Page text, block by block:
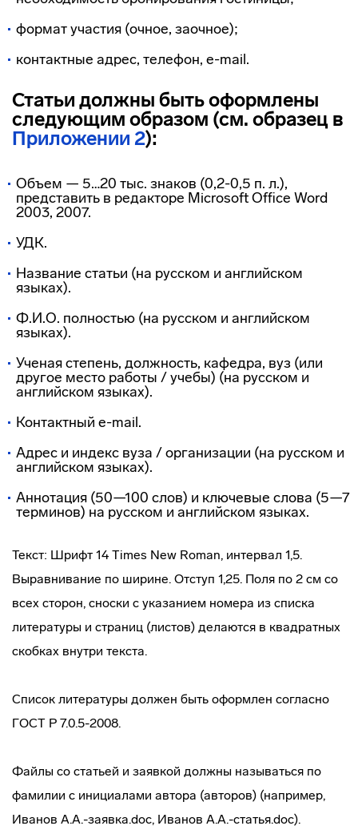
формат участия (очное, заочное);
контактные адрес, телефон, e-mail.
Статьи должны быть оформлены
следующим образом (см. образец в
Приложении 2):
Объем — 5…20 тыс. знаков (0,2-0,5 п. л.),
представить в редакторе Microsoft Office Word
2003, 2007.
УДК.
Название статьи (на русском и английском
языках).
Ф.И.О. полностью (на русском и английском
языках).
Ученая степень, должность, кафедра, вуз (или
другое место работы / учебы) (на русском и
английском языках).
Контактный e-mail.
Адрес и индекс вуза / организации (на русском и
английском языках).
Аннотация (50—100 слов) и ключевые слова (5—7
терминов) на русском и английском языках.
Текст: Шрифт 14 Times New Roman, интервал 1,5.
Выравнивание по ширине. Отступ 1,25. Поля по 2 см со
всех сторон, сноски с указанием номера из списка
литературы и страниц (листов) делаются в квадратных
скобках внутри текста.
Список литературы должен быть оформлен согласно
ГОСТ Р 7.0.5-2008.
Файлы со статьей и заявкой должны называться по
фамилии с инициалами автора (авторов) (например,
Иванов А.А.-заявка.doc, Иванов А.А.-статья.doc).